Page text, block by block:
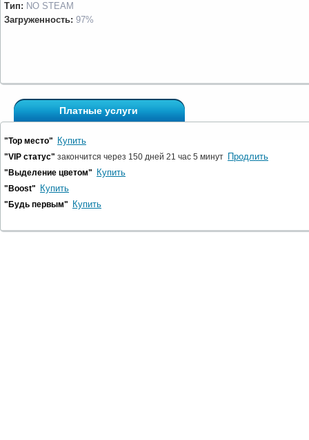
Тип: NO STEAM
Загруженность: 97%
Платные услуги
"Top место" Купить
"VIP статус" закончится через 150 дней 21 час 5 минут Продлить
"Выделение цветом" Купить
"Boost" Купить
"Будь первым" Купить